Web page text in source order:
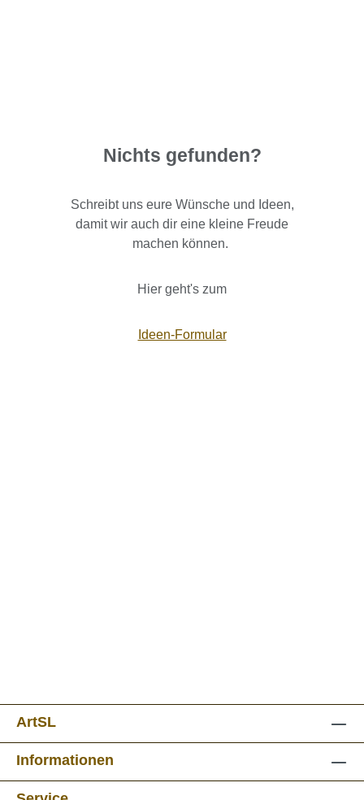
Nichts gefunden?
Schreibt uns eure Wünsche und Ideen,
damit wir auch dir eine kleine Freude
machen können.
Hier geht's zum
Ideen-Formular
ArtSL
Informationen